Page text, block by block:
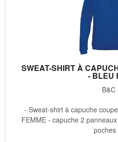
SWEAT-SHIRT À
- BLEU
B&C
- Sweat-shirt à capuche
FEMME - capuche 2
poches